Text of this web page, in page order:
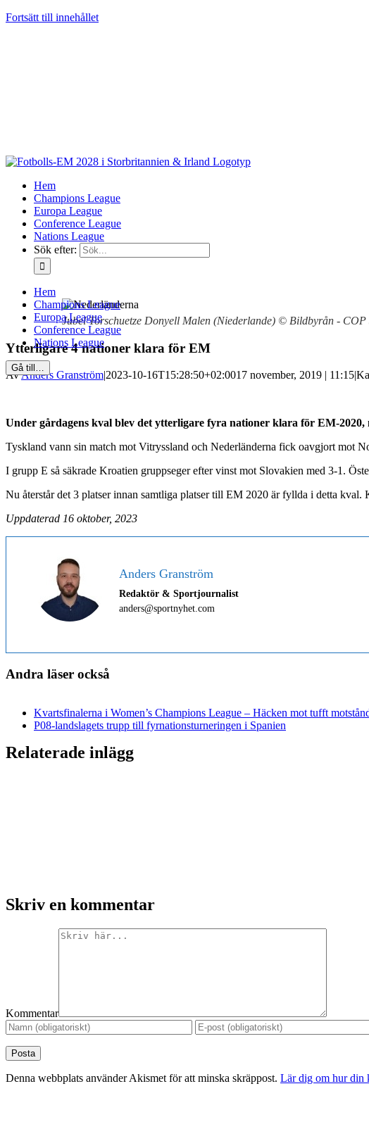
Fortsätt till innehållet
Hem
Champions League
Europa League
Conference League
Nations League
Sök efter:
Hem
Champions League
Europa League
Conference League
Nations League
Gå till…
Jubel Torschuetze Donyell Malen (Niederlande) © Bildbyrån -
Ytterligare 4 nationer klara för EM
AvAnders Granström|2023-10-16T15:28:50+02:0017 november, 2019 | 11:15|
Under gårdagens kval blev det ytterligare fyra nationer klara för EM-
Tyskland vann sin match mot Vitryssland och Nederländerna fick oavgjort mot
I grupp E så säkrade Kroatien gruppseger efter vinst mot Slovakien med 3-1.
Nu återstår det 3 platser innan samtliga platser till EM 2020 är fyllda i detta kval.
Uppdaterad 16 oktober, 2023
Anders Granström
Redaktör & Sportjournalist
anders@sportnyhet.com
Andra läser också
Kvartsfinalerna i Women’s Champions League – Häcken mot tufft
P08-landslagets trupp till fyrnationsturneringen i Spanien
Relaterade inlägg
Skriv en kommentar
Kommentar
Denna webbplats använder Akismet för att minska skräppost. Lär dig om hur din